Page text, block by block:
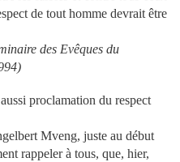
de tout homme devrait être
des Evêques du
proclamation du respect
Mveng, juste au début
rappeler à tous, que, hier,